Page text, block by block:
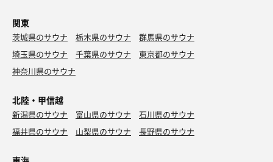
関東
茨城県のサウナ 栃木県のサウナ
群馬県のサウナ
埼玉県のサウナ
千葉県のサウナ
東京都のサウナ
神奈川県のサウナ
北陸・甲信越
新潟県のサウナ 富山県のサウナ
石川県のサウナ
福井県のサウナ
山梨県のサウナ 長野県のサウナ